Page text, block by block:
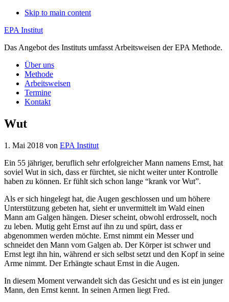
Skip to main content
EPA Institut
Das Angebot des Instituts umfasst Arbeitsweisen der EPA Methode.
Über uns
Methode
Arbeitsweisen
Termine
Kontakt
Wut
1. Mai 2018 von EPA Institut
Ein 55 jähriger, beruflich sehr erfolgreicher Mann namens Ernst, hat
soviel Wut in sich, dass er fürchtet, sie nicht weiter unter Kontrolle
haben zu können. Er fühlt sich schon lange “krank vor Wut”.
Als er sich hingelegt hat, die Augen geschlossen und um höhere
Unterstützung gebeten hat, sieht er unvermittelt im Wald einen
Mann am Galgen hängen. Dieser scheint, obwohl erdrosselt, noch
zu leben. Mutig geht Ernst auf ihn zu und spürt, dass er
abgenommen werden möchte. Ernst nimmt ein Messer und
schneidet den Mann vom Galgen ab. Der Körper ist schwer und
Ernst legt ihn hin, während er sich selbst setzt und den Kopf in seine
Arme nimmt. Der Erhängte schaut Ernst in die Augen.
In diesem Moment verwandelt sich das Gesicht und es ist ein junger
Mann, den Ernst kennt. In seinen Armen liegt Fred.